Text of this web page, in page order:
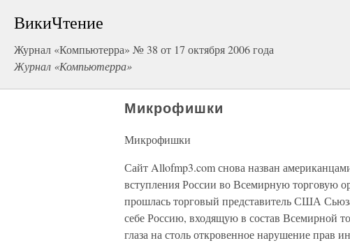
ВикиЧтение
Журнал «Компьютерра» № 38 от 17 октября 2006 года
Журнал «Компьютерра»
Микрофишки
Микрофишки
Сайт Allofmp3.com снова назван
вступления России во Всемирную торговую
прошлась торговый представитель США
себе Россию, входящую в состав Всемирной
глаза на столь откровенное нарушение прав